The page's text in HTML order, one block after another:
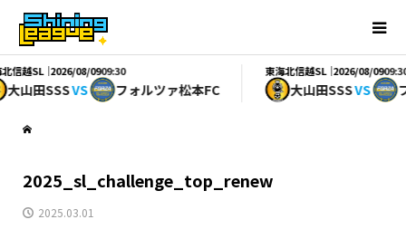
越SL｜2026/08/0909:30
山田SSSVS フォルツァ松本FC
東海北信越SL｜2026/08/0909:30
大山田SSSVS フ
2025_sl_challenge_top_renew
2025.03.01